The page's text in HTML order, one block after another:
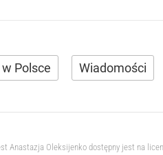
Polsce Wiadomości
Anastazja Oleksijenko dostępny jest na